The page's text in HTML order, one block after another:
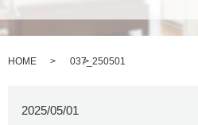
HOME 037_250501
2025/05/01